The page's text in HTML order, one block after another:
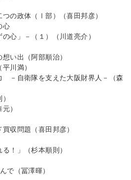
政体（Ⅰ部）（喜田邦彦）
心
」－（１）（川道亮介）
い出（阿部順治）
川満）
－自衛隊を支えた大阪財界人－（森
）
収問題（喜田邦彦）
！」（杉本順則）
で（冨澤暉）